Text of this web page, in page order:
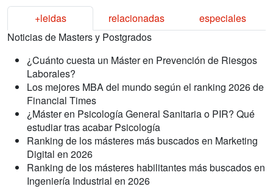
+leidas relacionadas
especiales
Noticias de Masters y Postgrados
¿Cuánto cuesta un Máster en Prevención de Riesgos
Laborales?
Los mejores MBA del mundo según el ranking 2026 de
Financial Times
¿Máster en Psicología General Sanitaria o PIR? Qué
estudiar tras acabar Psicología
Ranking de los másteres más buscados en Marketing
Digital en 2026
Ranking de los másteres habilitantes más buscados en
Ingeniería Industrial en 2026